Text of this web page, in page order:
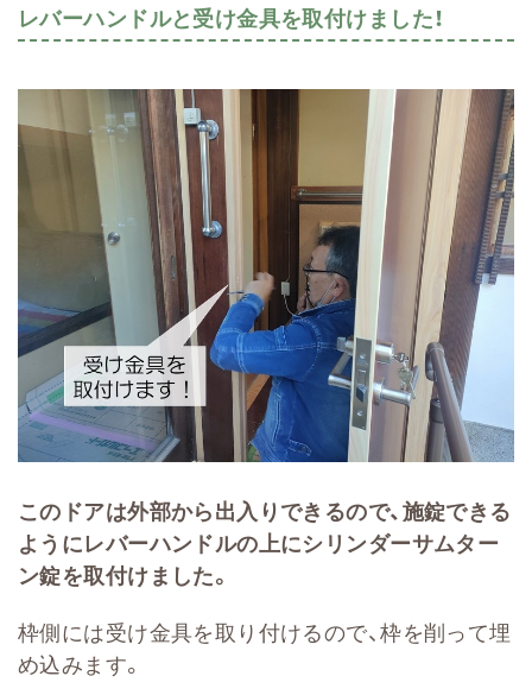
レバーハンドルと受け金具を取付けました！
このドアは外部から出入りできるので、施錠できる
ようにレバーハンドルの上にシリンダーサムター
ン錠を取付けました。
枠側には受け金具を取り付けるので、枠を削って埋
め込みます。